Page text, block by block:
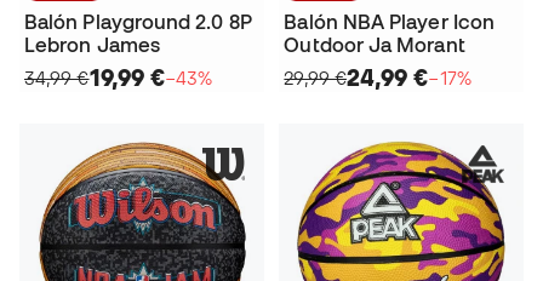
Balón Playground 2.0 8P
Lebron James
34,99 €19,99 €−43%
Balón NBA Player Icon
Outdoor Ja Morant
29,99 €24,99 €−17%